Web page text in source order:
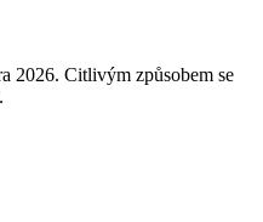
2026. Citlivým způsobem se